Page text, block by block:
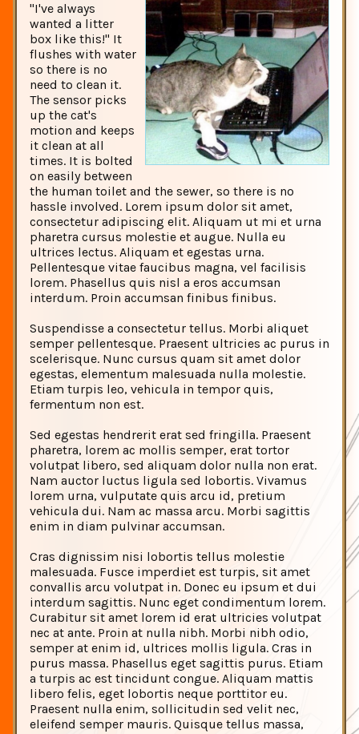
"I've always
wanted a litter
box like this!" It
flushes with water
so there is no
need to clean it.
The sensor picks
up the cat's
motion and keeps
it clean at all
times. It is bolted
on easily between
the human toilet and the sewer, so there is no
hassle involved. Lorem ipsum dolor sit amet,
consectetur adipiscing elit. Aliquam ut mi et urna
pharetra cursus molestie et augue. Nulla eu
ultrices lectus. Aliquam et egestas urna.
Pellentesque vitae faucibus magna, vel facilisis
lorem. Phasellus quis nisl a eros accumsan
interdum. Proin accumsan finibus finibus.
Suspendisse a consectetur tellus. Morbi aliquet
semper pellentesque. Praesent ultricies ac purus in
scelerisque. Nunc cursus quam sit amet dolor
egestas, elementum malesuada nulla molestie.
Etiam turpis leo, vehicula in tempor quis,
fermentum non est.
Sed egestas hendrerit erat sed fringilla. Praesent
pharetra, lorem ac mollis semper, erat tortor
volutpat libero, sed aliquam dolor nulla non erat.
Nam auctor luctus ligula sed lobortis. Vivamus
lorem urna, vulputate quis arcu id, pretium
vehicula dui. Nam ac massa arcu. Morbi sagittis
enim in diam pulvinar accumsan.
Cras dignissim nisi lobortis tellus molestie
malesuada. Fusce imperdiet est turpis, sit amet
convallis arcu volutpat in. Donec eu ipsum et dui
interdum sagittis. Nunc eget condimentum lorem.
Curabitur sit amet lorem id erat ultricies volutpat
nec at ante. Proin at nulla nibh. Morbi nibh odio,
semper at enim id, ultrices mollis ligula. Cras in
purus massa. Phasellus eget sagittis purus. Etiam
a turpis ac est tincidunt congue. Aliquam mattis
libero felis, eget lobortis neque porttitor eu.
Praesent nulla enim, sollicitudin sed velit nec,
eleifend semper mauris. Quisque tellus massa,